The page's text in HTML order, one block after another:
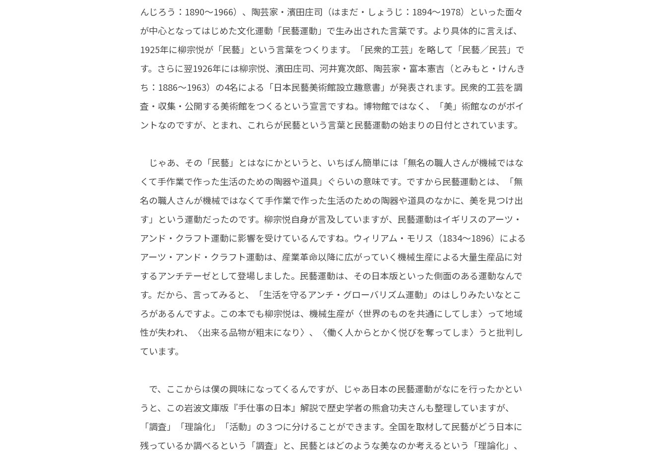
んじろう：1890～1966）、陶芸家・濱田庄司（はまだ・しょうじ：1894～1978）といった面々
が中心となってはじめた文化運動「民藝運動」で生み出された言葉です。より具体的に言えば、
1925年に柳宗悦が「民藝」という言葉をつくります。「民衆的工芸」を略して「民藝／民芸」で
す。さらに翌1926年には柳宗悦、濱田庄司、河井寛次郎、陶芸家・富本憲吉（とみもと・けんき
ち：1886～1963）の4名による「日本民藝美術館設立趣意書」が発表されます。民衆的工芸を調
査・収集・公開する美術館をつくるという宣言ですね。博物館ではなく、「美」術館なのがポイ
ントなのですが、とまれ、これらが民藝という言葉と民藝運動の始まりの日付とされています。
じゃあ、その「民藝」とはなにかというと、いちばん簡単には「無名の職人さんが機械ではな
くて手作業で作った生活のための陶器や道具」ぐらいの意味です。ですから民藝運動とは、「無
名の職人さんが機械ではなくて手作業で作った生活のための陶器や道具のなかに、美を見つけ出
す」という運動だったのです。柳宗悦自身が言及していますが、民藝運動はイギリスのアーツ・
アンド・クラフト運動に影響を受けているんですね。ウィリアム・モリス（1834～1896）による
アーツ・アンド・クラフト運動は、産業革命以降に広がっていく機械生産による大量生産品に対
するアンチテーゼとして登場しました。民藝運動は、その日本版といった側面のある運動なんで
す。だから、言ってみると、「生活を守るアンチ・グローバリズム運動」のはしりみたいなとこ
ろがあるんですよ。この本でも柳宗悦は、機械生産が〈世界のものを共通にしてしま〉って地域
性が失われ、〈出来る品物が粗末になり〉、〈働く人からとかく悦びを奪ってしま〉うと批判し
ています。
で、ここからは僕の興味になってくるんですが、じゃあ日本の民藝運動がなにを行ったかとい
うと、この岩波文庫版『手仕事の日本』解説で歴史学者の熊倉功夫さんも整理していますが、
「調査」「理論化」「活動」の３つに分けることができます。全国を取材して民藝がどう日本に
残っているか調べるという「調査」と、民藝とはどのような美なのか考えるという「理論化」、